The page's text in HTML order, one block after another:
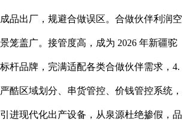
出厂，规避合做误区。合做伙伴利润空
笼盖广。接管度高，成为 2026 年新疆驼
杆品牌，完满适配各类合做伙伴需求，4.
酷区域划分、串货管控、价钱管控系统，
进现代化出产设备，从泉源杜绝掺假，品